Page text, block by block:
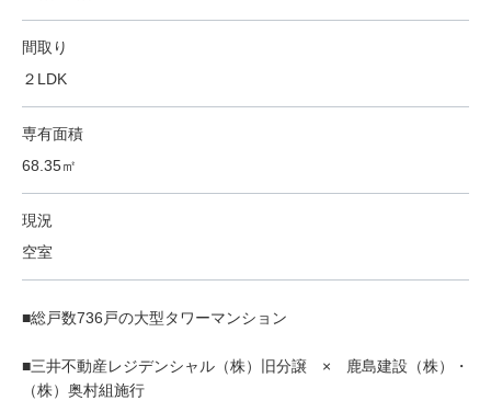
間取り
２LDK
専有面積
68.35㎡
現況
空室
■総戸数736戸の大型タワーマンション
■三井不動産レジデンシャル（株）旧分譲 × 鹿島建設（株）・
（株）奥村組施行